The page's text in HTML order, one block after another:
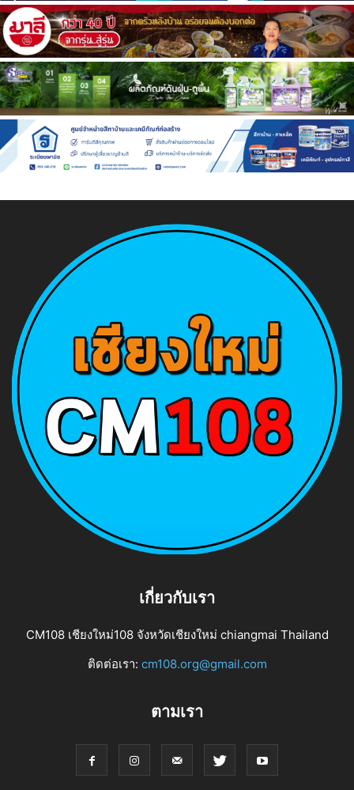
เกี่ยวกับเรา
CM108 เชียงใหม่108 จังหวัดเชียงใหม่ chiangmai Thailand
ติดต่อเรา: cm108.org@gmail.com
ตามเรา